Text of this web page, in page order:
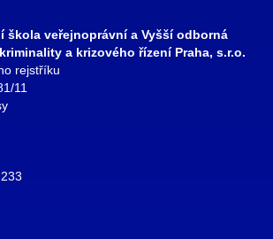
škola veřejnoprávní a Vyšší odborná
a krizového řízení Praha, s.r.o.
rejstříku
11